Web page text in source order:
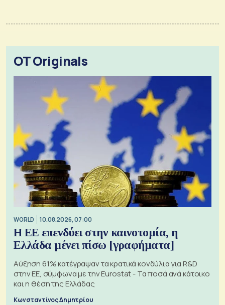
OT Originals
WORLD 10.08.2026, 07:00
Η ΕΕ επενδύει στην καινοτομία, η
Ελλάδα μένει πίσω [γραφήματα]
Αύξηση 61% κατέγραψαν τα κρατικά κονδύλια για R&D
στην ΕΕ, σύμφωνα με την Eurostat - Τα ποσά ανά κάτοικο
και η θέση της Ελλάδας
Κωνσταντίνος Δημητρίου